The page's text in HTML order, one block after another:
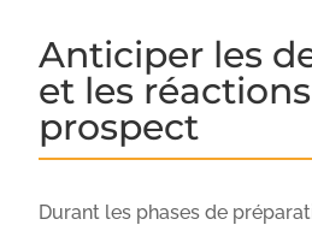
Anticiper les
et les
prospect
Durant les phases de